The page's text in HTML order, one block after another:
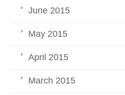
June 2015
May 2015
April 2015
March 2015